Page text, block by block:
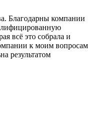
Благодарны компании
всё это собрала и
к моим вопросам
результатом